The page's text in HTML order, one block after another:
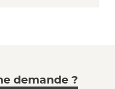
demande ?